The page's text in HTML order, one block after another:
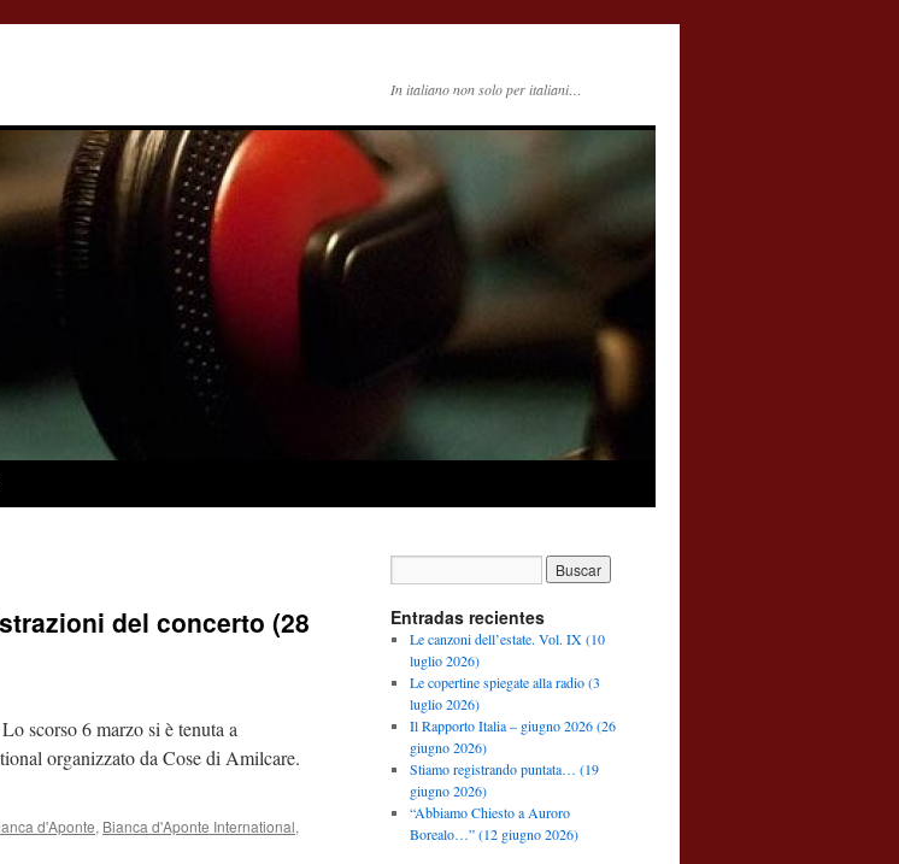
In italiano non solo per italiani…
del concerto (28
scorso 6 marzo si è tenuta a
organizzato da Cose di Amilcare.
d'Aponte, Bianca d'Aponte International,
Entradas recientes
Le canzoni dell’estate. Vol. IX (10
luglio 2026)
Le copertine spiegate alla radio (3
luglio 2026)
Il Rapporto Italia – giugno 2026 (26
giugno 2026)
Stiamo registrando puntata… (19
giugno 2026)
“Abbiamo Chiesto a Auroro
Borealo…” (12 giugno 2026)